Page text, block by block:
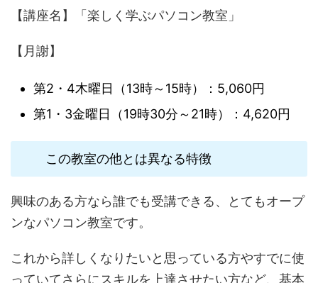
【講座名】「楽しく学ぶパソコン教室」
【月謝】
第2・4木曜日（13時～15時）：5,060円
第1・3金曜日（19時30分～21時）：4,620円
この教室の他とは異なる特徴
興味のある方なら誰でも受講できる、とてもオープ
ンなパソコン教室です。
これから詳しくなりたいと思っている方やすでに使
っていてさらにスキルを上達させたい方など、基本